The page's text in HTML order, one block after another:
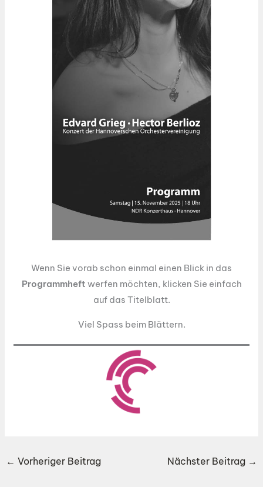
Wenn Sie vorab schon einmal einen Blick in das
Programmheft werfen möchten, klicken Sie einfach
auf das Titelblatt.
Viel Spass beim Blättern.
← Vorheriger Beitrag Nächster Beitrag →